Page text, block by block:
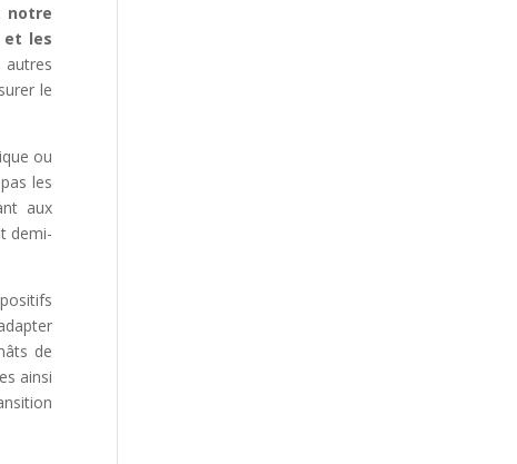
notre
et les
autres
le
ou
les
aux
demi-
de
ainsi